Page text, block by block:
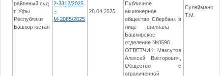
районный суд
г. Уфы
Республики
Башкортостан
2-3312/2025
~
М-2085/2025
28.04.2025
Публичное
акционерное
общество Сбербанк в
лице филиала -
Башкирское
отделение №8598
ОТВЕТЧИК: Максутов
Алексей Викторович,
Общество с
ограниченной
Сулейманов
Т.М.